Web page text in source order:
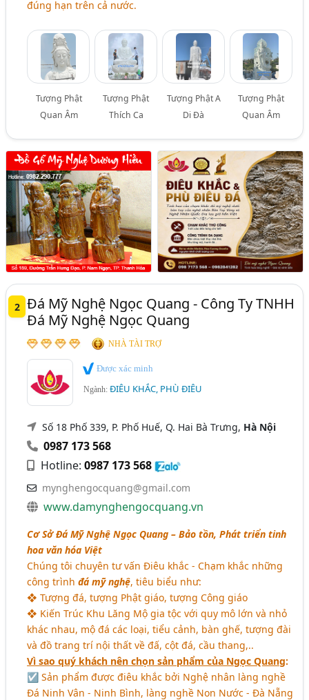
đúng hạn trên cả nước.
Tượng Phật
Quan Âm
Tượng Phật
Thích Ca
Tượng Phật A
Di Đà
Tượng Phật
Quan Âm
2 Đá Mỹ Nghệ Ngọc Quang - Công Ty TNHH
Đá Mỹ Nghệ Ngọc Quang
NHÀ TÀI TRỢ
Được xác minh
Ngành:ĐIÊU KHẮC, PHÙ ĐIÊU
Số 18 Phố 339, P. Phố Huế, Q. Hai Bà Trưng, Hà Nội
0987 173 568
Hotline:0987 173 568
mynghengocquang@gmail.com
www.damynghengocquang.vn
Cơ Sở Đá Mỹ Nghệ Ngọc Quang – Bảo tồn, Phát triển tinh
hoa văn hóa Việt
Chúng tôi chuyên tư vấn Điêu khắc - Chạm khắc những
công trìnhđá mỹ nghệ, tiêu biểu như:
❖ Tượng đá, tượng Phật giáo, tượng Công giáo
❖ Kiến Trúc Khu Lăng Mộ gia tộc với quy mô lớn và nhỏ
khác nhau, mộ đá các loại, tiểu cảnh, bàn ghế, tượng đài
và đồ trang trí nội thất về đấ, cột đá, cầu thang,..
Vì sao quý khách nên chọn sản phẩm của Ngọc Quang:
☑ Sản phẩm được điêu khắc bởi Nghệ nhân làng nghề
Đá Ninh Vân - Ninh Bình, làng nghề Non Nước - Đà Nẵng